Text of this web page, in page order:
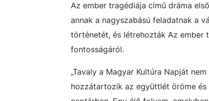
Az ember tragédiája című dráma
annak a nagyszabású feladatnak a
történetét, és létrehozták Az ember
fontosságáról.
„Tavaly a Magyar Kultúra Napját
hozzátartozik az együttlét öröme és